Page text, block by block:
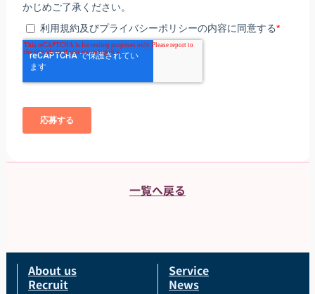
一覧へ戻る
About us
Recruit
Service
News